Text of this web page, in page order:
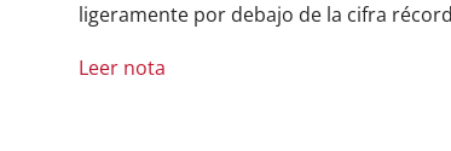
ligeramente por debajo de la cifra
Leer nota